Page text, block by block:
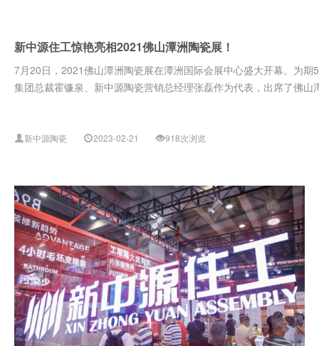
新中源住工惊艳亮相2021佛山潭洲陶瓷展！
7月20日，2021佛山潭洲陶瓷展在潭洲国际会展中心盛大开幕。为
集团总裁霍镰泉、新中源陶瓷营销总经理张磊作为代表，出席了佛山
新中源陶瓷 2023-02-21 918次浏览